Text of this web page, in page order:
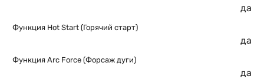
да
Функция Hot Start (Горячий старт)
да
Функция Arc Force (Форсаж дуги)
да